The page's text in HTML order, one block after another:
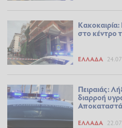
στο κέντρο
ΕΛΛΆΔΑ
Πειραιάς:
διαρροή
ΕΛΛΆΔΑ